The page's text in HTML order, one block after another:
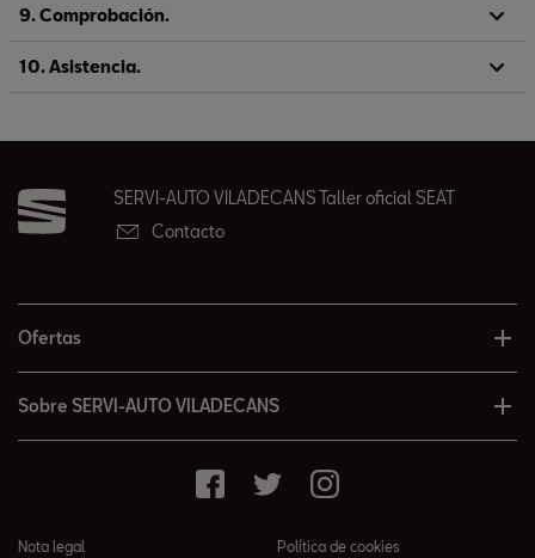
9. Comprobación.
10. Asistencia.
SERVI-AUTO VILADECANS Taller oficial SEAT
Contacto
Ofertas
Sobre SERVI-AUTO VILADECANS
Nota legal Política de cookies